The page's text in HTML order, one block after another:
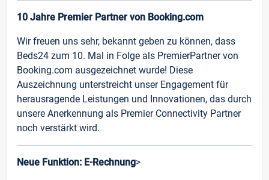
10 Jahre Premier Partner von Booking.com
Wir freuen uns sehr, bekannt geben zu können, dass
Beds24 zum 10. Mal in Folge als PremierPartner von
Booking.com ausgezeichnet wurde! Diese
Auszeichnung unterstreicht unser Engagement für
herausragende Leistungen und Innovationen, das durch
unsere Anerkennung als Premier Connectivity Partner
noch verstärkt wird.
Neue Funktion: E-Rechnung>